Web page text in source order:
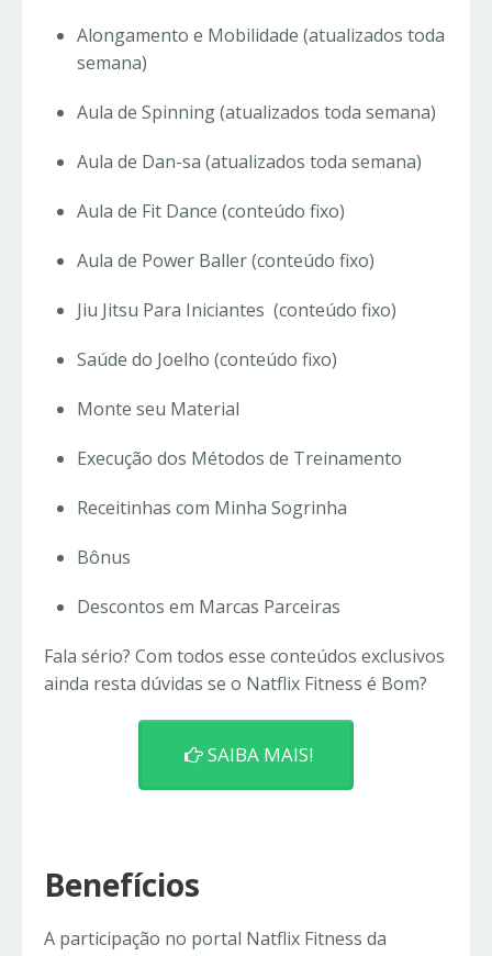
Alongamento e Mobilidade (atualizados toda
semana)
Aula de Spinning (atualizados toda semana)
Aula de Dan-sa (atualizados toda semana)
Aula de Fit Dance (conteúdo fixo)
Aula de Power Baller (conteúdo fixo)
Jiu Jitsu Para Iniciantes (conteúdo fixo)
Saúde do Joelho (conteúdo fixo)
Monte seu Material
Execução dos Métodos de Treinamento
Receitinhas com Minha Sogrinha
Bônus
Descontos em Marcas Parceiras
Fala sério? Com todos esse conteúdos exclusivos
ainda resta dúvidas se o Natflix Fitness é Bom?
SAIBA MAIS!
Benefícios
A participação no portal Natflix Fitness da